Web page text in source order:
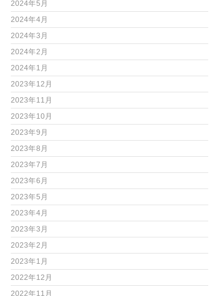
2024年5月
2024年4月
2024年3月
2024年2月
2024年1月
2023年12月
2023年11月
2023年10月
2023年9月
2023年8月
2023年7月
2023年6月
2023年5月
2023年4月
2023年3月
2023年2月
2023年1月
2022年12月
2022年11月